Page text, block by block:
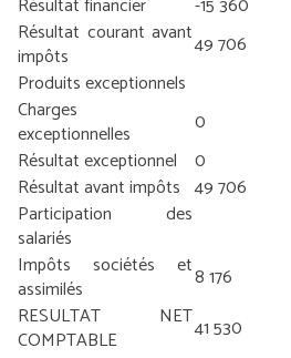
Résultat financier
-15 360
Résultat courant avant
impôts
49 706
Produits exceptionnels
Charges
exceptionnelles
0
Résultat exceptionnel
0
Résultat avant impôts 49 706
Participation des
salariés
Impôts sociétés et
assimilés
8 176
RESULTAT NET
COMPTABLE
41 530